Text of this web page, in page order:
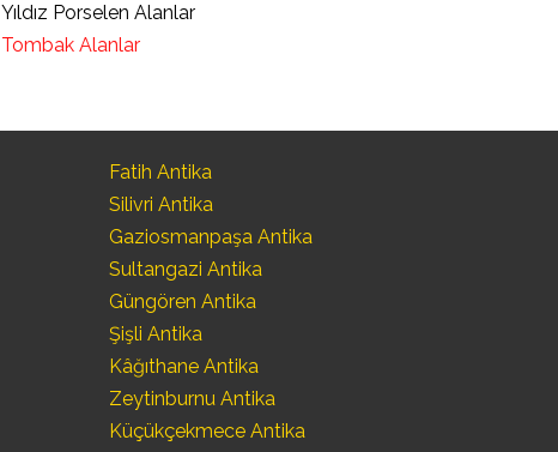
Yıldız Porselen Alanlar
Tombak Alanlar
Fatih Antika
Silivri Antika
Gaziosmanpaşa Antika
Sultangazi Antika
Güngören Antika
Şişli Antika
Kâğıthane Antika
Zeytinburnu Antika
Küçükçekmece Antika